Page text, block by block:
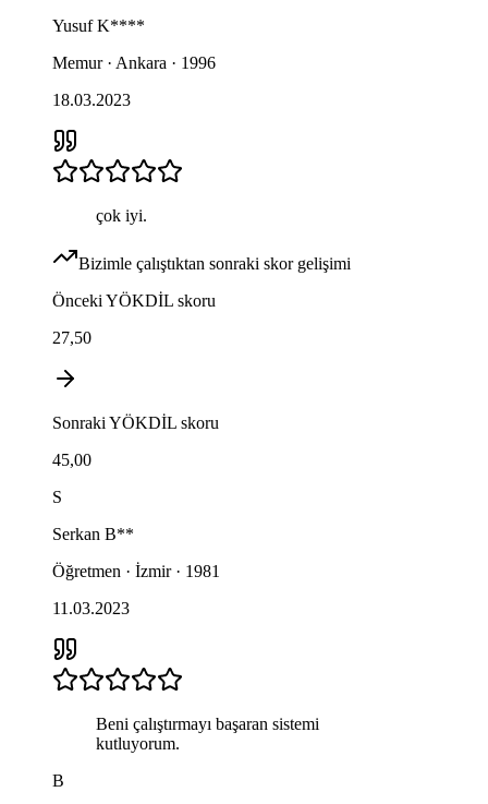
Yusuf K****
Memur · Ankara · 1996
18.03.2023
çok iyi.
Bizimle çalıştıktan sonraki skor gelişimi
Önceki YÖKDİL skoru
27,50
Sonraki YÖKDİL skoru
45,00
S
Serkan B**
Öğretmen · İzmir · 1981
11.03.2023
Beni çalıştırmayı başaran sistemi
kutluyorum.
B